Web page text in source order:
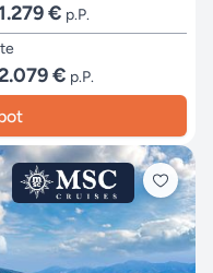
€ p.P.
€ p.P.